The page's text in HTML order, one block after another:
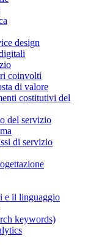
design
coinvolti
di valore
costitutivi del
del servizio
di servizio
e il linguaggio
keywords)